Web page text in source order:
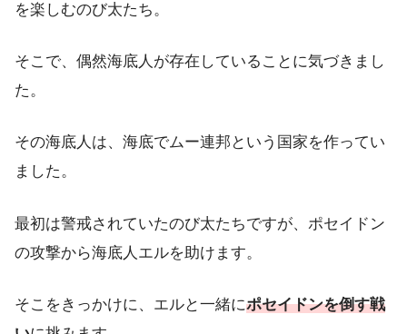
を楽しむのび太たち。
そこで、偶然海底人が存在していることに気づきまし
た。
その海底人は、海底でムー連邦という国家を作ってい
ました。
最初は警戒されていたのび太たちですが、ポセイドン
の攻撃から海底人エルを助けます。
そこをきっかけに、エルと一緒にポセイドンを倒す戦